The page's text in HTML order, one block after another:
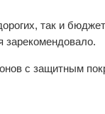
так и
зарекомендовало.
с защитным